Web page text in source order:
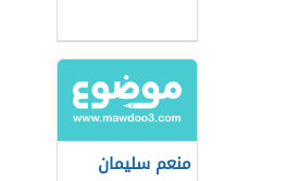
منعم سليمان